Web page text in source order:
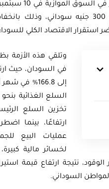
وتلقي هذه الأزمة
في السودان، حيث
تخزين السلع
ارتفاعًا، بينما
عمليات البيع
لخسائر مالية
نتيجة ارتفاع قيمة
السوداني.